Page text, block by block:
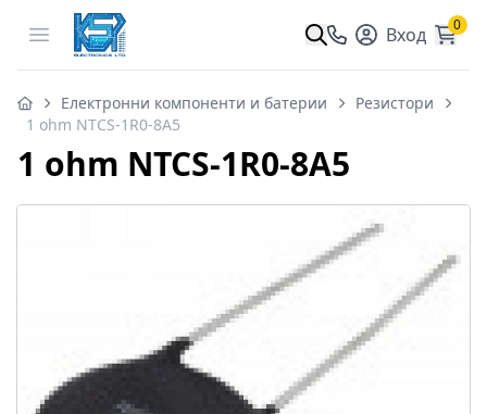
Open menu Вход 0
Електронни компоненти и батерии
Резистори
1 ohm NTCS-1R0-8A5
1 ohm NTCS-1R0-8A5